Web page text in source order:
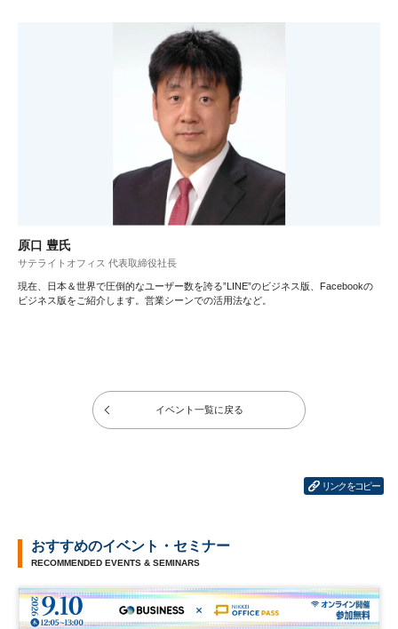
原口 豊氏
サテライトオフィス 代表取締役社長
現在、日本＆世界で圧倒的なユーザー数を誇る”LINE”のビジネス版、Facebookの
ビジネス版をご紹介します。営業シーンでの活用法など。
イベント一覧に戻る
リンクをコピー
おすすめのイベント・セミナー
RECOMMENDED EVENTS & SEMINARS